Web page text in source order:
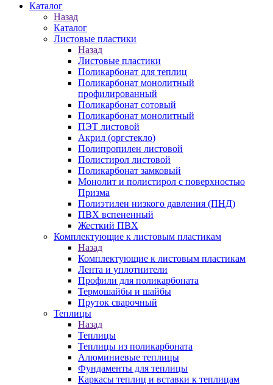
Каталог
Назад
Каталог
Листовые пластики
Назад
Листовые пластики
Поликарбонат для теплиц
Поликарбонат монолитный
профилированный
Поликарбонат сотовый
Поликарбонат монолитный
ПЭТ листовой
Акрил (оргстекло)
Полипропилен листовой
Полистирол листовой
Поликарбонат замковый
Монолит и полистирол с поверхностью
Призма
Полиэтилен низкого давления (ПНД)
ПВХ вспененный
Жесткий ПВХ
Комплектующие к листовым пластикам
Назад
Комплектующие к листовым пластикам
Лента и уплотнители
Профили для поликарбоната
Термошайбы и шайбы
Пруток сварочный
Теплицы
Назад
Теплицы
Теплицы из поликарбоната
Алюминиевые теплицы
Фундаменты для теплицы
Каркасы теплиц и вставки к теплицам